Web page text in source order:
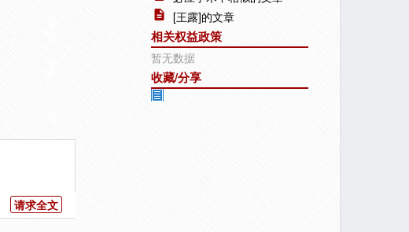
请求全文
[王露]的文章
相关权益政策
暂无数据
收藏/分享